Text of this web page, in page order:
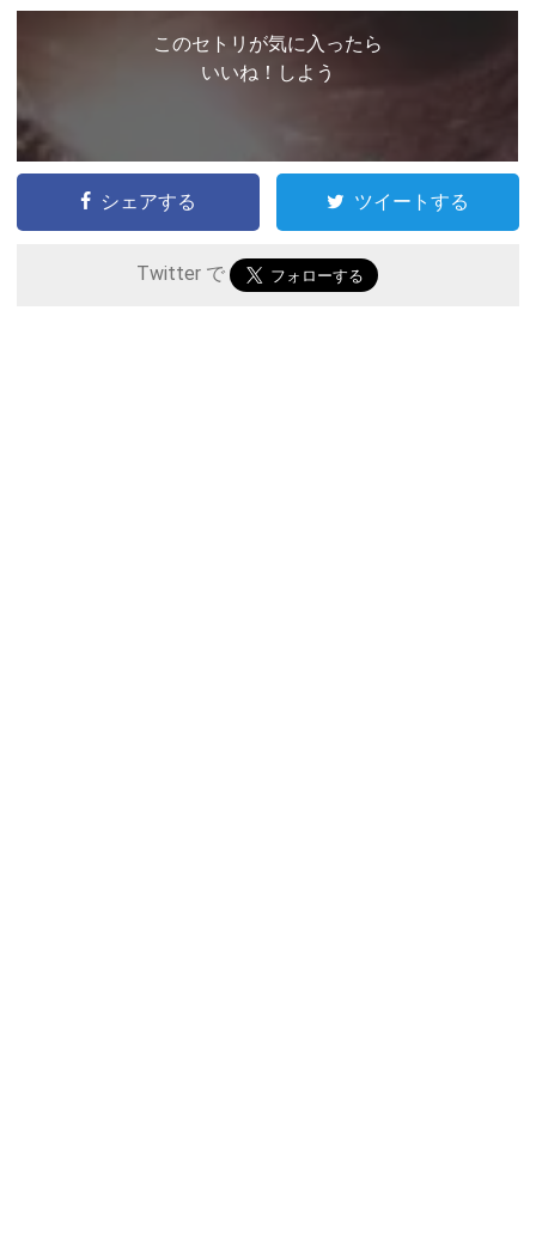
このセトリが気に入ったら
いいね！しよう
シェアする ツイートする
Twitter で